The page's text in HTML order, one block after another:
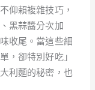
仰賴複雜技巧，
黑蒜醬分次加
收尾。當這些細
，卻特別好吃」
利麵的秘密，也